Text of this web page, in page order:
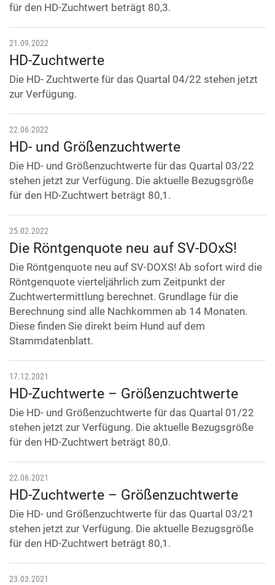
für den HD-Zuchtwert beträgt 80,3.
21.09.2022
HD-Zuchtwerte
Die HD- Zuchtwerte für das Quartal 04/22 stehen jetzt
zur Verfügung.
22.06.2022
HD- und Größenzuchtwerte
Die HD- und Größenzuchtwerte für das Quartal 03/22
stehen jetzt zur Verfügung. Die aktuelle Bezugsgröße
für den HD-Zuchtwert beträgt 80,1.
25.02.2022
Die Röntgenquote neu auf SV-DOxS!
Die Röntgenquote neu auf SV-DOXS! Ab sofort wird die
Röntgenquote vierteljährlich zum Zeitpunkt der
Zuchtwertermittlung berechnet. Grundlage für die
Berechnung sind alle Nachkommen ab 14 Monaten.
Diese finden Sie direkt beim Hund auf dem
Stammdatenblatt.
17.12.2021
HD-Zuchtwerte – Größenzuchtwerte
Die HD- und Größenzuchtwerte für das Quartal 01/22
stehen jetzt zur Verfügung. Die aktuelle Bezugsgröße
für den HD-Zuchtwert beträgt 80,0.
22.06.2021
HD-Zuchtwerte – Größenzuchtwerte
Die HD- und Größenzuchtwerte für das Quartal 03/21
stehen jetzt zur Verfügung. Die aktuelle Bezugsgröße
für den HD-Zuchtwert beträgt 80,1.
23.03.2021